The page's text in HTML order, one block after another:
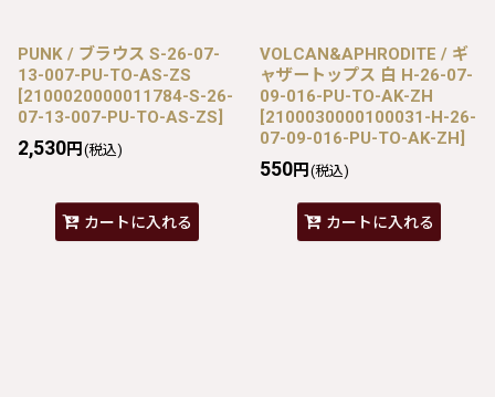
PUNK / ブラウス S-26-07-
13-007-PU-TO-AS-ZS
[2100020000011784-S-26-
07-13-007-PU-TO-AS-ZS]
2,530円 (税込)
カートに入れる
VOLCAN&APHRODITE / ギ
ャザートップス 白 H-26-07-
09-016-PU-TO-AK-ZH
[2100030000100031-H-26-
07-09-016-PU-TO-AK-ZH]
550円 (税込)
カートに入れる